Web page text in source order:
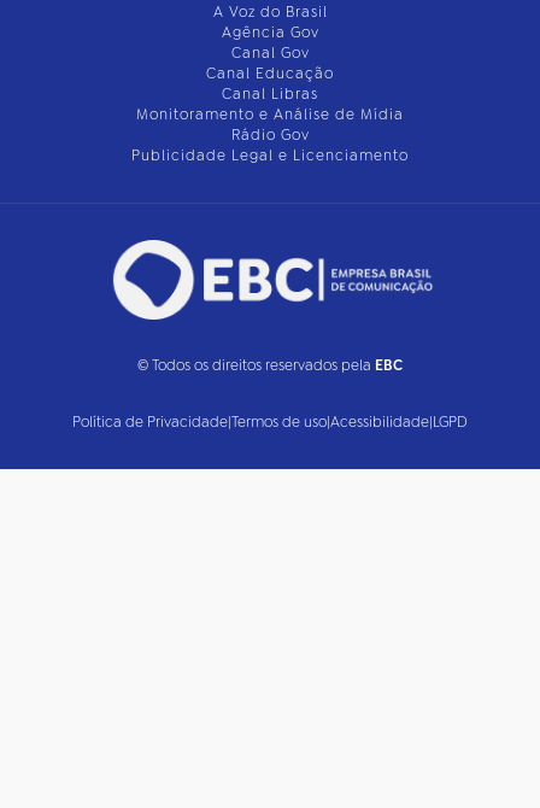
A Voz do Brasil
Agência Gov
Canal Gov
Canal Educação
Canal Libras
Monitoramento e Análise de Mídia
Rádio Gov
Publicidade Legal e Licenciamento
© Todos os direitos reservados pela EBC
Política de Privacidade|Termos de uso|Acessibilidade|LGPD